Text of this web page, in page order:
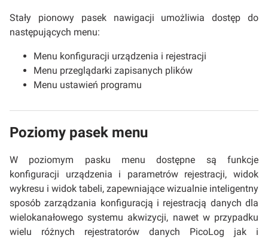
Stały pionowy pasek nawigacji umożliwia dostęp do
następujących menu:
Menu konfiguracji urządzenia i rejestracji
Menu przeglądarki zapisanych plików
Menu ustawień programu
Poziomy pasek menu
W poziomym pasku menu dostępne są funkcje
konfiguracji urządzenia i parametrów rejestracji, widok
wykresu i widok tabeli, zapewniające wizualnie inteligentny
sposób zarządzania konfiguracją i rejestracją danych dla
wielokanałowego systemu akwizycji, nawet w przypadku
wielu różnych rejestratorów danych PicoLog jak i